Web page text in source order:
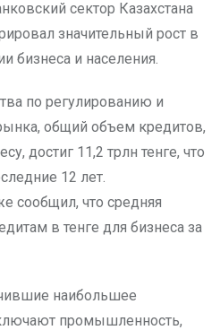
значительный рост в
бизнеса и населения.
по регулированию и
общий объем кредитов,
достиг 11,2 трлн тенге, что
12 лет.
сообщил, что средняя
в тенге для бизнеса за
наибольшее
промышленность,